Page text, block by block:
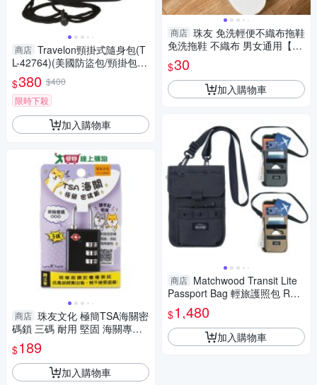
商店 Travelon頸掛式隨身包(T
L-42764)(美國防盜包/頸掛包/
護照防盜包/旅遊防盜包/父親節
禮物/GetSport)
$380 $400
限時下殺
加入購物車
商店 珠友文化 極簡TSA海關密
碼鎖 三碼 耐用 堅固 海關專用
鎖孔 密碼鎖 旅行 外出 海關鎖
【愛買】
$189
加入購物車
商店 珠友 免洗輕便不織布拖鞋
免洗拖鞋 不織布 男女通用【愛
買】
$30
加入購物車
商店 Matchwood Transit Lite
Passport Bag 輕旅護照包 RFI
D防盜刷 護照隨身小包-3色
$1,480
加入購物車